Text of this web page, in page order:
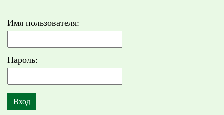
Имя пользователя:
Пароль: